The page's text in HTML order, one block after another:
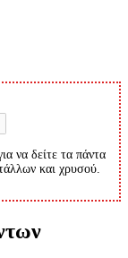
να δείτε τα πάντα
και χρυσού.